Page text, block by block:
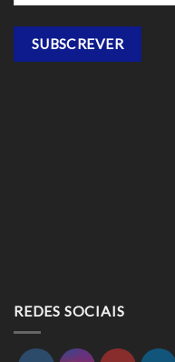
REDES SOCIAIS